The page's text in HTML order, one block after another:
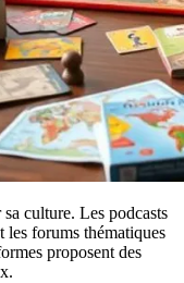
culture. Les podcasts
les forums thématiques
proposent des